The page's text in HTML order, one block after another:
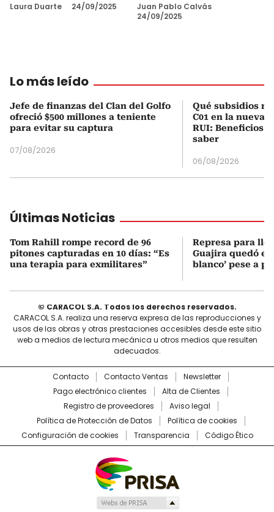
Laura Duarte 24/09/2025
Juan Pablo Calvás
24/09/2025
Lo más leído
Jefe de finanzas del Clan del Golfo
ofreció $500 millones a teniente
para evitar su captura
07/08/2026
Qué subsidios
C01 en la nueva
RUI: Beneficios
saber
06/08/2026
Últimas Noticias
Tom Rahill rompe record de 96
pitones capturadas en 10 días: “Es
una terapia para exmilitares”
Represa para
Guajira quedó en
blanco’ pese a
© CARACOL S.A. Todos los derechos reservados.
CARACOL S.A. realiza una reserva expresa de las reproducciones y
usos de las obras y otras prestaciones accesibles desde este sitio
web a medios de lectura mecánica u otros medios que resulten
adecuados.
Contacto Contacto Ventas
Newsletter
Pago electrónico clientes
Alta de Clientes
Registro de proveedores
Aviso legal
Política de Protección de Datos
Política de cookies
Configuración de cookies
Transparencia Código Ético